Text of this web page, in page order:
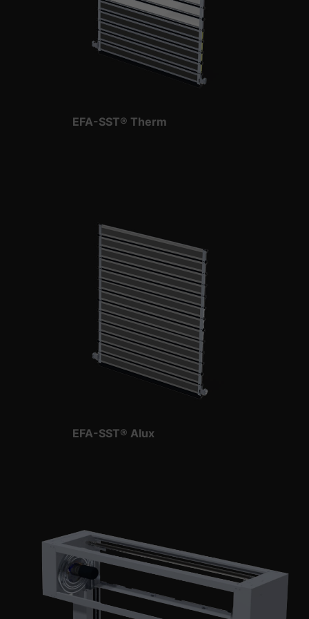
EFA-SST® Therm
EFA-SST® Alux
plus un consentement manuel.
Afficher les informations du cookie
Politique de confidentialité